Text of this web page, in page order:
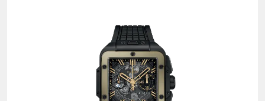
8 800 555-95-99